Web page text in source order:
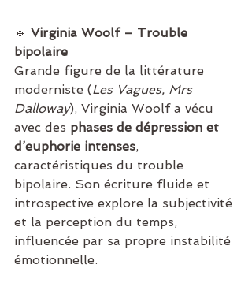
🔹 Virginia Woolf – Trouble
bipolaire
Grande figure de la littérature
moderniste (Les Vagues, Mrs
Dalloway), Virginia Woolf a vécu
avec des phases de dépression et
d’euphorie intenses,
caractéristiques du trouble
bipolaire. Son écriture fluide et
introspective explore la subjectivité
et la perception du temps,
influencée par sa propre instabilité
émotionnelle.